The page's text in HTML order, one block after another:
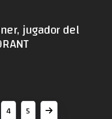
jugador del
4 5